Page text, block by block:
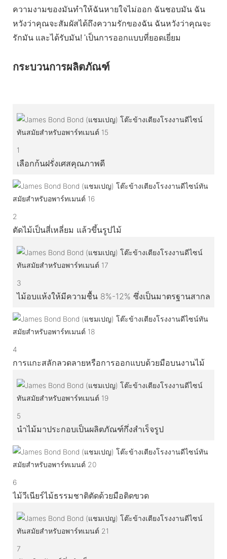
ความงามของมันทำให้ฉันหายใจไม่ออก ฉันชอบมัน ฉัน
หวังว่าคุณจะสัมผัสได้ถึงความรักของฉัน ฉันหวังว่าคุณจะ
รักมัน และได้รับมัน! 'เป็นการออกแบบที่ยอดเยี่ยม
กระบวนการผลิตภัณฑ์
1
เลือกก้นฝรั่งเศสคุณภาพดี
2
ตัดไม้เป็นสี่เหลี่ยม แล้วขึ้นรูปไม้
3
ไม้อบแห้งให้มีความชื้น 8%-12% ซึ่งเป็นมาตรฐานสากล
4
การแกะสลักลวดลายหรือการออกแบบด้วยมือบนงานไม้
5
นำไม้มาประกอบเป็นผลิตภัณฑ์กึ่งสำเร็จรูป
6
ไม้วีเนียร์ไม้ธรรมชาติตัดด้วยมือติดขวด
7